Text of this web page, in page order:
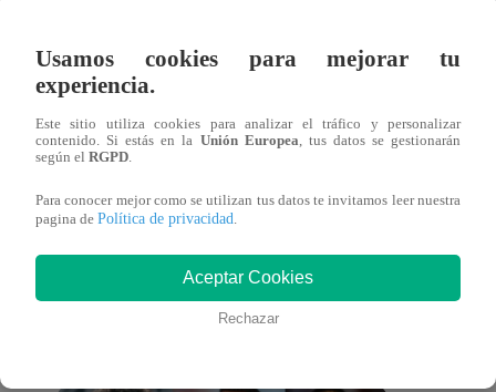
Muere exparticipante de La Voz Colombia
tras denunciar negligencia médica
La
También te puede
interesar
Usamos cookies para mejorar tu
experiencia.
Este sitio utiliza cookies para analizar el tráfico y personalizar
contenido. Si estás en la Unión Europea , tus datos se gestionarán
según el RGPD
Para conocer mejor como se utilizan tus datos te invitamos leer nuestra
pagina de Política de privacidad
Aceptar Cookies
Rechazar